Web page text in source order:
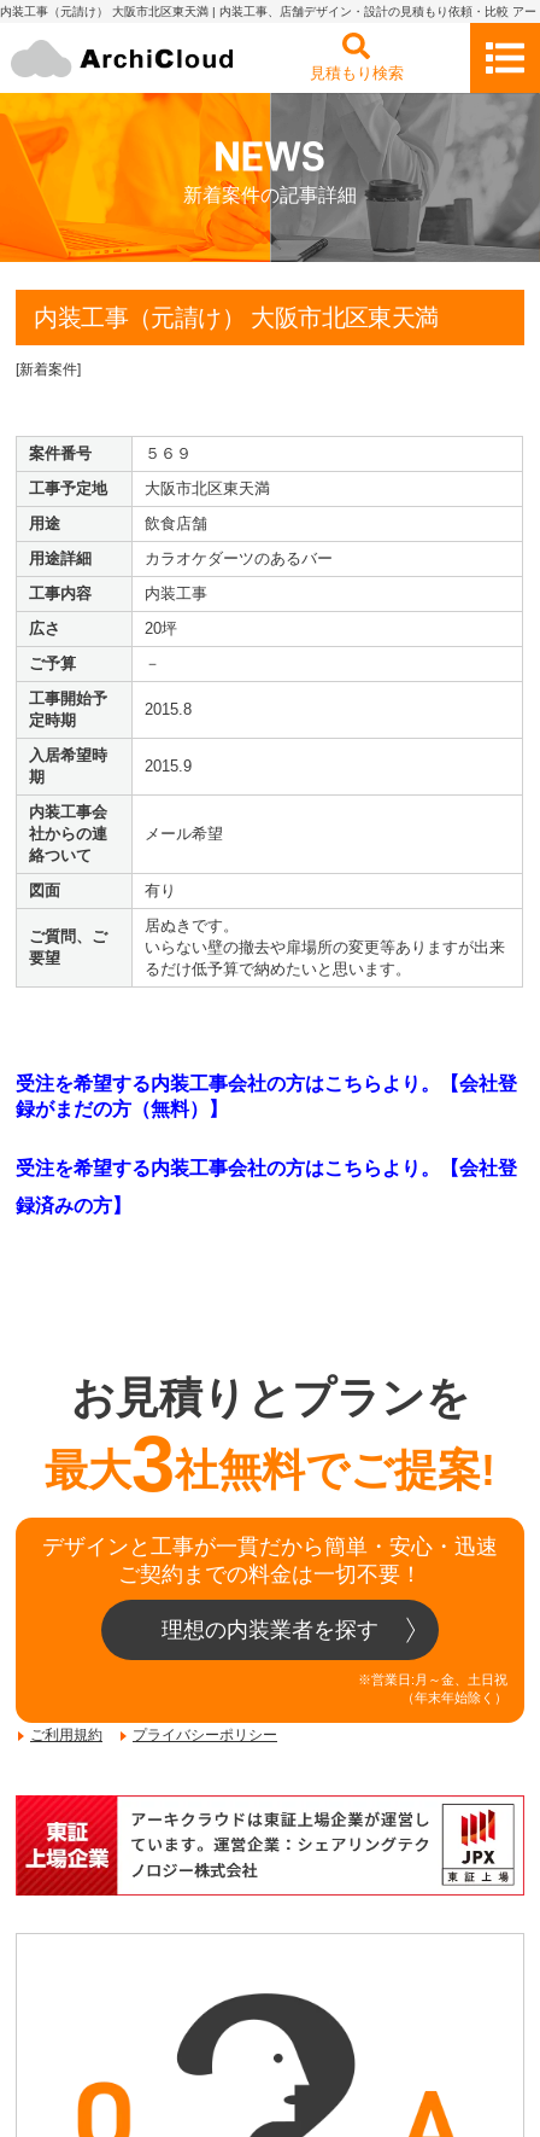
内装工事（元請け） 大阪市北区東天満 | 内装工事、店舗デザイン・設計の見積もり依頼・比較 アー
見積もり検索
新着案件の記事詳細
内装工事（元請け） 大阪市北区東天満
[新着案件]
案件番号
５６９
工事予定地
大阪市北区東天満
用途
飲食店舗
用途詳細
カラオケダーツのあるバー
工事内容
内装工事
広さ
20坪
ご予算
－
工事開始予
定時期
2015.8
入居希望時
期
2015.9
内装工事会
社からの連
絡ついて
メール希望
図面 有り
ご質問、ご
要望
居ぬきです。
いらない壁の撤去や扉場所の変更等ありますが出来
るだけ低予算で納めたいと思います。
受注を希望する内装工事会社の方はこちらより。【会社登
録がまだの方（無料）】
受注を希望する内装工事会社の方はこちらより。
【会社登
録済みの方】
お見積りとプランを
最大3社無料でご提案!
デザインと工事が一貫だから簡単・安心・迅速
ご契約までの料金は一切不要！
理想の内装業者を探す
※営業日:月～金、土日祝
（年末年始除く）
ご利用規約 プライバシーポリシー